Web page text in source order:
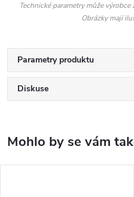
Technické parametry může
Obrázky mají
Parametry produktu
Diskuse